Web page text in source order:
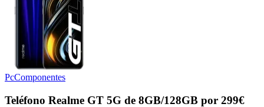
PcComponentes
Teléfono Realme GT 5G de 8GB/128GB por 299€